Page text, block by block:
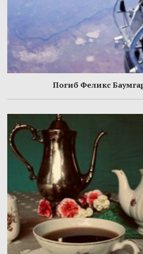
Погиб Феликс